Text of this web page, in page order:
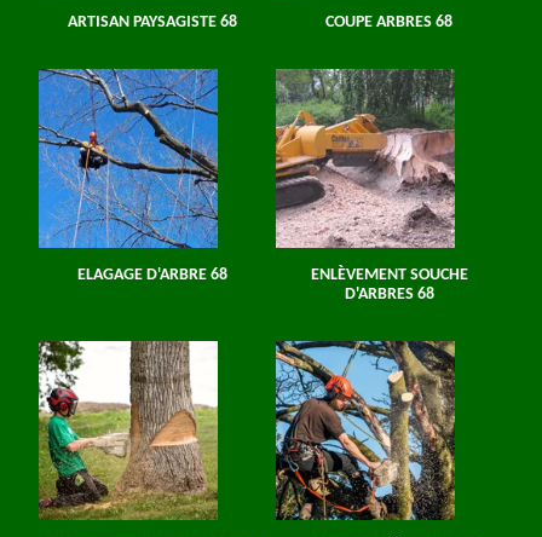
ARTISAN PAYSAGISTE 68 COUPE ARBRES 68
ELAGAGE D'ARBRE 68
ENLÈVEMENT SOUCHE
D'ARBRES 68